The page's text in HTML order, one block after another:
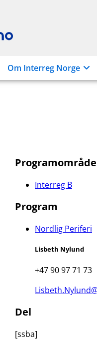
Om Interreg Norge
Programområde
Interreg B
Program
Nordlig Periferi
Lisbeth Nylund
+47 90 97 71 73
Del
[ssba]